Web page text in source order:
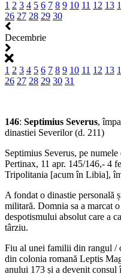
1 2 3 4 5 6 7 8 9 10 11 12 13
26 27 28 29 30
Decembrie
1 2 3 4 5 6 7 8 9 10 11 12 13
26 27 28 29 30 31
146: Septimius Severus,
dinastiei Severilor (d. 211)
Septimius Severus, pe
Pertinax, 11 apr. 145/146,- 4
Tripolitania [acum în Libia],
A fondat o dinastie personală
militară. Domnia sa a marcat
despotismului absolut care a
târziu.
Fiu al unei familii din rangul /
din colonia romană Leptis
anului 173 și a devenit